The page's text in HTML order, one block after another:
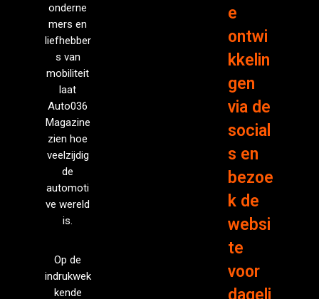
onderne
mers en
liefhebber
s van
mobiliteit
laat
Auto036
Magazine
zien hoe
veelzijdig
de
automoti
ve wereld
is.
Op de
indrukwek
kende
e
ontwi
kkelin
gen
via de
social
s en
bezoe
k de
websi
te
voor
dageli